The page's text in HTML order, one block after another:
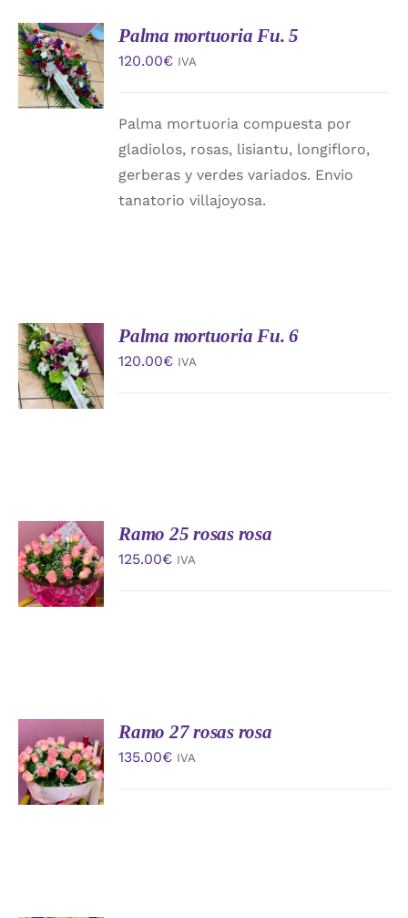
AÑADIR
AL
CARRITO
/
DETALLES
Palma mortuoria Fu. 5
120.00€ IVA
Palma mortuoria compuesta por
gladiolos, rosas, lisiantu, longifloro,
gerberas y verdes variados. Envio
tanatorio villajoyosa.
AÑADIR
AL
CARRITO
/
DETALLES
Palma mortuoria Fu. 6
120.00€ IVA
AÑADIR
AL
CARRITO
/
DETALLES
Ramo 25 rosas rosa
125.00€ IVA
AL
CARRITO
/
DETALLES
Ramo 27 rosas rosa
135.00€ IVA